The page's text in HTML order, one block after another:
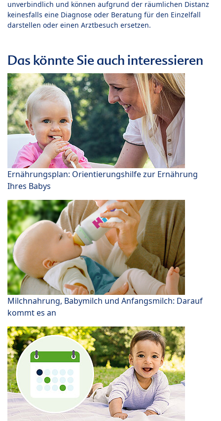
unverbindlich und können aufgrund der räumlichen Distanz
keinesfalls eine Diagnose oder Beratung für den Einzelfall
darstellen oder einen Arztbesuch ersetzen.
Das könnte Sie auch interessieren
Ernährungsplan: Orientierungshilfe zur Ernährung
Ihres Babys
Milchnahrung, Babymilch und Anfangsmilch: Darauf
kommt es an